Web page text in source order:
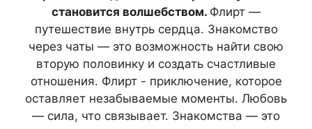
становится волшебством. Флирт —
путешествие внутрь сердца. Знакомство
через чаты — это возможность найти свою
вторую половинку и создать счастливые
отношения. Флирт - приключение, которое
оставляет незабываемые моменты. Любовь
— сила, что связывает. Знакомства — это